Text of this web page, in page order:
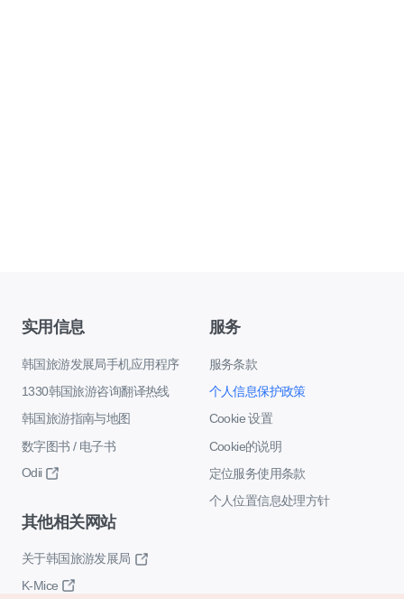
实用信息
韩国旅游发展局手机应用程序
1330韩国旅游咨询翻译热线
韩国旅游指南与地图
数字图书 / 电子书
Odii
服务
服务条款
个人信息保护政策
Cookie 设置
Cookie的说明
定位服务使用条款
个人位置信息处理方针
其他相关网站
关于韩国旅游发展局
K-Mice